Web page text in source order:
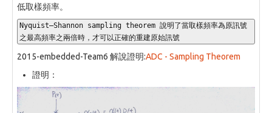
低取樣頻率。
Nyquist–Shannon sampling theorem 說明了當取樣頻率為原訊號
之最高頻率之兩倍時，才可以正確的重建原始訊號
2015-embedded-Team6 解說證明:ADC - Sampling Theorem
證明：